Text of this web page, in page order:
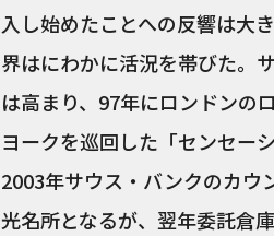
入し始めたことへの反響は大
界はにわかに活況を帯びた。
は高まり、97年にロンドンの
ヨークを巡回した「センセー
2003年サウス・バンクのカウ
光名所となるが、翌年委託倉